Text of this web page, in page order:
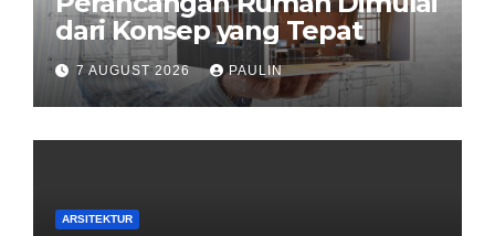
dari Konsep yang Tepat
7 AUGUST 2026 PAULIN
ARSITEKTUR